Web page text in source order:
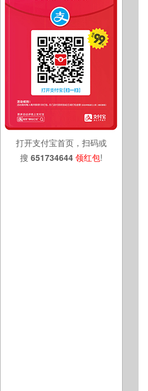
打开支付宝首页，扫码或
搜 651734644 领红包!